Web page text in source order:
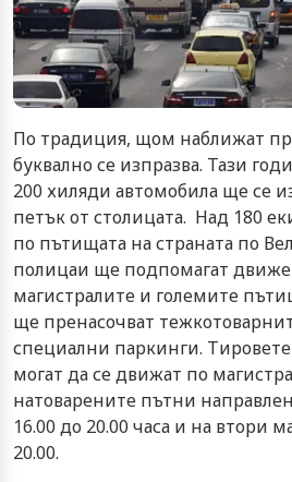
По традиция, щом наближат
буквално се изпразва. Тази
200 хиляди автомобила ще се
петък от столицата. Над 180
по пътищата на страната по
полицаи ще подпомагат
магистралите и големите
ще пренасочват
специални паркинги.
могат да се движат по
натоваренитe пътни
16.00 до 20.00 часа и на втори
20.00.